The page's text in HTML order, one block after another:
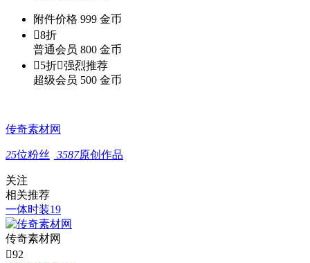
附件价格 999 金币
8折
普通会员 800 金币
5折强烈推荐
超级会员 500 金币
传奇素材网
25位粉丝 3587原创作品
关注
相关推荐
一体时装19
传奇素材网
92